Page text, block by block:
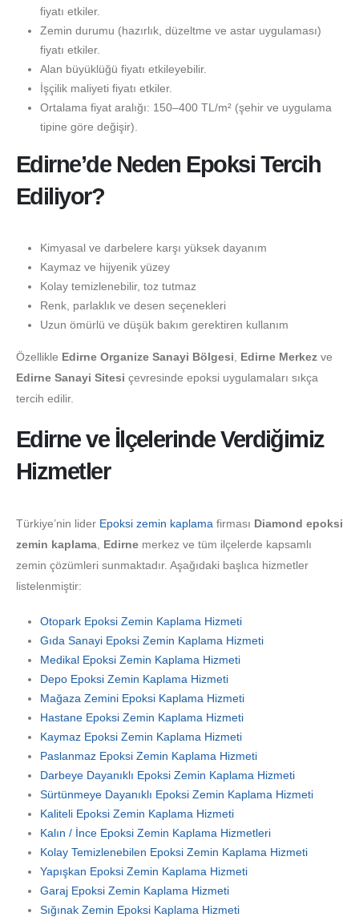
fiyatı etkiler.
Zemin durumu (hazırlık, düzeltme ve astar uygulaması)
fiyatı etkiler.
Alan büyüklüğü fiyatı etkileyebilir.
İşçilik maliyeti fiyatı etkiler.
Ortalama fiyat aralığı: 150–400 TL/m² (şehir ve uygulama
tipine göre değişir).
Edirne’de Neden Epoksi Tercih
Ediliyor?
Kimyasal ve darbelere karşı yüksek dayanım
Kaymaz ve hijyenik yüzey
Kolay temizlenebilir, toz tutmaz
Renk, parlaklık ve desen seçenekleri
Uzun ömürlü ve düşük bakım gerektiren kullanım
Özellikle Edirne Organize Sanayi Bölgesi Edirne Merkez ve
Edirne Sanayi Sitesi çevresinde epoksi uygulamaları sıkça
tercih edilir.
Edirne ve İlçelerinde Verdiğimiz
Hizmetler
Türkiye’nin lider Epoksi zemin kaplama firması Diamond epoksi
zemin kaplama, Edirne merkez ve tüm ilçelerde kapsamlı
zemin çözümleri sunmaktadır. Aşağıdaki başlıca hizmetler
listelenmiştir:
Otopark Epoksi Zemin Kaplama Hizmeti
Gıda Sanayi Epoksi Zemin Kaplama Hizmeti
Medikal Epoksi Zemin Kaplama Hizmeti
Depo Epoksi Zemin Kaplama Hizmeti
Mağaza Zemini Epoksi Kaplama Hizmeti
Hastane Epoksi Zemin Kaplama Hizmeti
Kaymaz Epoksi Zemin Kaplama Hizmeti
Paslanmaz Epoksi Zemin Kaplama Hizmeti
Darbeye Dayanıklı Epoksi Zemin Kaplama Hizmeti
Sürtünmeye Dayanıklı Epoksi Zemin Kaplama Hizmeti
Kaliteli Epoksi Zemin Kaplama Hizmeti
Kalın / İnce Epoksi Zemin Kaplama Hizmetleri
Kolay Temizlenebilen Epoksi Zemin Kaplama Hizmeti
Yapışkan Epoksi Zemin Kaplama Hizmeti
Garaj Epoksi Zemin Kaplama Hizmeti
Sığınak Zemin Epoksi Kaplama Hizmeti